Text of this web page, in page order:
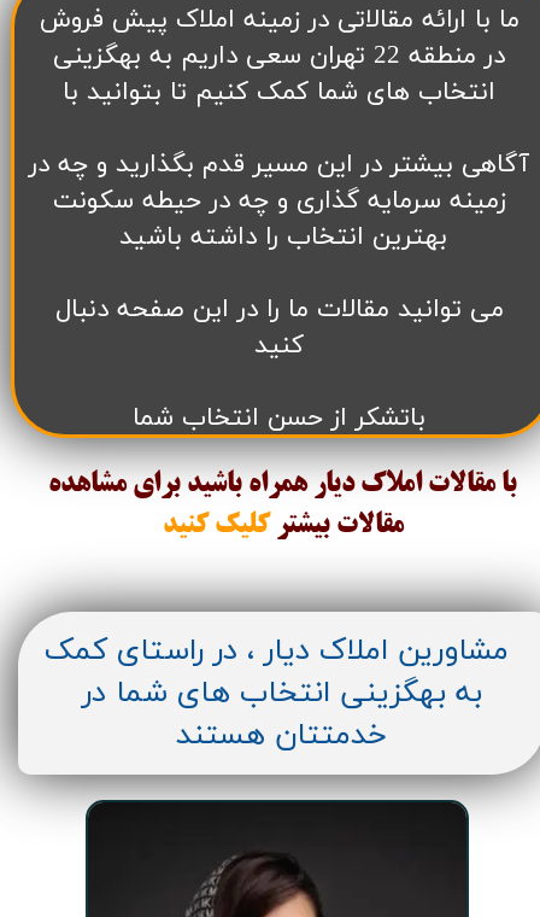
​ما با ارائه مقالاتی در زمینه املاک پیش فروش
در منطقه 22 تهران سعی داریم به بهگزینی
انتخاب های شما کمک کنیم تا بتوانید با
آگاهی بیشتر در این مسیر قدم بگذارید و چه در
زمینه سرمایه گذاری و چه در حیطه سکونت
بهترین انتخاب را داشته باشید
می توانید مقالات ما را در این صفحه دنبال
کنید
باتشکر از حسن انتخاب شما
با مقالات املاک دیار همراه باشید برای مشاهده
مقالات بیشتر کلیک کنید
مشاورین املاک دیار ، در راستای کمک
به بهگزینی انتخاب های شما در
خدمتتان هستند